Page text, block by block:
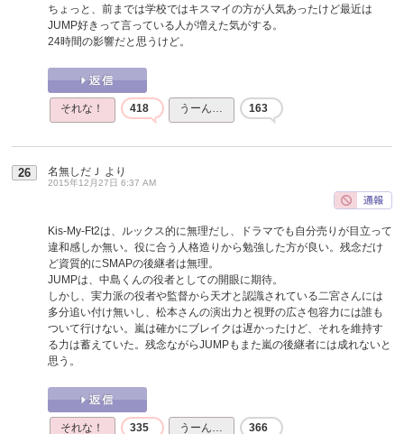
ちょっと、前までは学校ではキスマイの方が人気あったけど最近は
JUMP好きって言っている人が増えた気がする。
24時間の影響だと思うけど。
それな！ 418 うーん… 163
26 名無しだＪ より
2015年12月27日 6:37 AM
Kis-My-Ft2は、ルックス的に無理だし、ドラマでも自分売りが目立って
違和感しか無い。役に合う人格造りから勉強した方が良い。残念だけ
ど資質的にSMAPの後継者は無理。
JUMPは、中島くんの役者としての開眼に期待。
しかし、実力派の役者や監督から天才と認識されている二宮さんには
多分追い付け無いし、松本さんの演出力と視野の広さ包容力には誰も
ついて行けない。嵐は確かにブレイクは遅かったけど、それを維持す
る力は蓄えていた。残念ながらJUMPもまた嵐の後継者には成れないと
思う。
それな！ 335 うーん… 366